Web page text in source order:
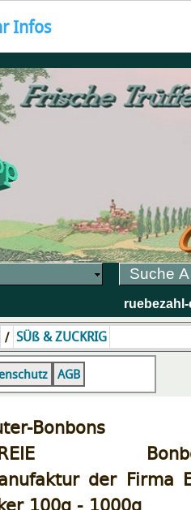
Infos
Suche
/ SÜß & ZUCKRIG
AGB
Bonbons
der Firma